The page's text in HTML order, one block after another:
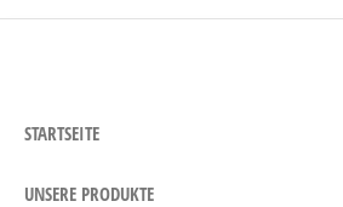
STARTSEITE
UNSERE PRODUKTE